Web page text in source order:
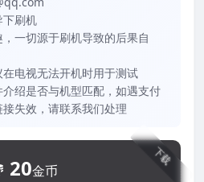
下刷机
一切源于刷机导致的后果自
电视无法开机时用于测试
绍是否与机型匹配，如遇支付
失效，请联系我们处理
下载
20金币